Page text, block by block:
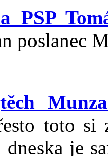
PSP
poslanec
toto si
je